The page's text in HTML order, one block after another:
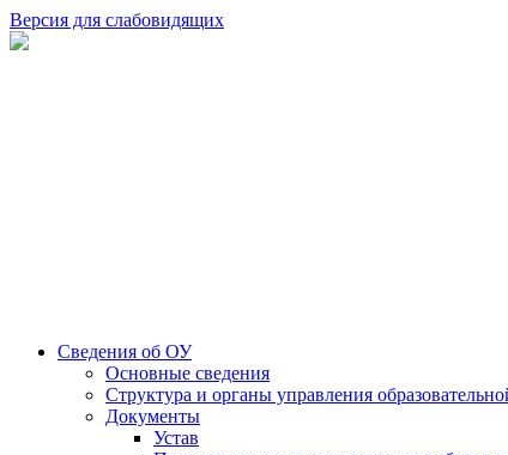
Версия для слабовидящих
Сведения об ОУ
Основные сведения
Структура и органы управления
Документы
Устав